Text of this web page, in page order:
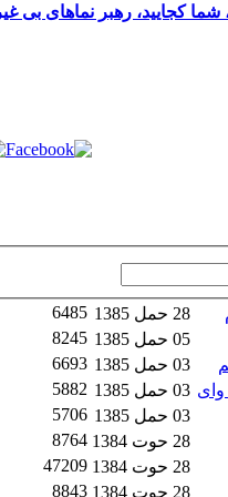
کجایید، رهبر نماهای بی
28 حمل 1385
6485
05 حمل 1385
8245
03 حمل 1385
6693
03 حمل 1385
5882
03 حمل 1385
5706
28 حوت 1384
8764
28 حوت 1384
47209
28 حوت 1384 8843